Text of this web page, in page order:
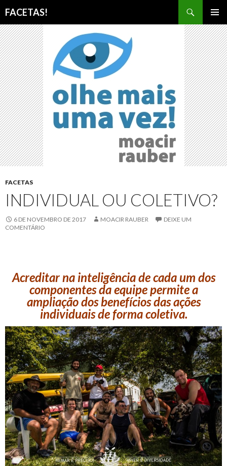
FACETAS!
MENU
PARA
O
CONTEÚDO
FACETAS
INDIVIDUAL OU COLETIVO?
6 DE NOVEMBRO DE 2017 MOACIR RAUBER
DEIXE UM
COMENTÁRIO
Acreditar na inteligência de cada um dos
componentes da equipe permite a
ampliação dos benefícios das ações
individuais de forma coletiva.